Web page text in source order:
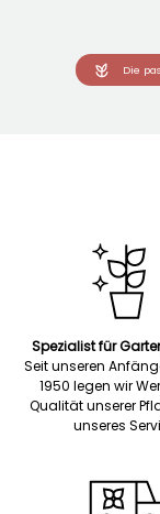
Die
Spezialist für
Seit unseren
1950 legen wir
Qualität unserer
unseres